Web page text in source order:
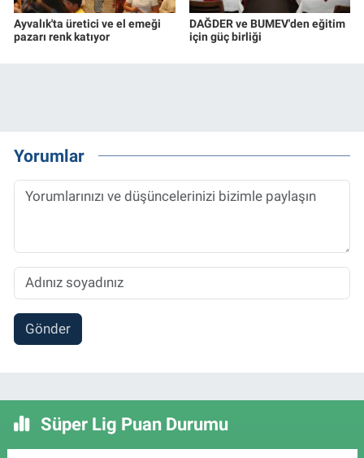
Ayvalık'ta üretici ve el emeği
pazarı renk katıyor
DAĞDER ve BUMEV'den eğitim
için güç birliği
Yorumlar
Gönder
Süper Lig Puan Durumu